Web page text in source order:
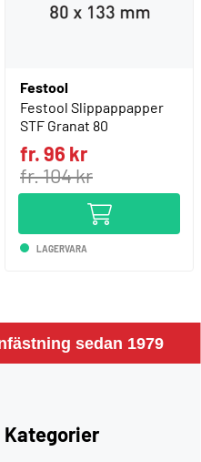
Festool
Festool Slippappapper
STF Granat 80
fr. 96 kr
fr. 104 kr
LAGERVARA
sedan 1979
Kategorier